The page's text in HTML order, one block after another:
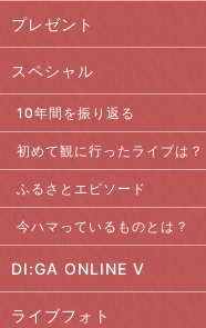
プレゼント
スペシャル
10年間を振り返る
初めて観に行ったライブは？
ふるさとエピソード
今ハマっているものとは？
DI:GA ONLINE V
ライブフォト